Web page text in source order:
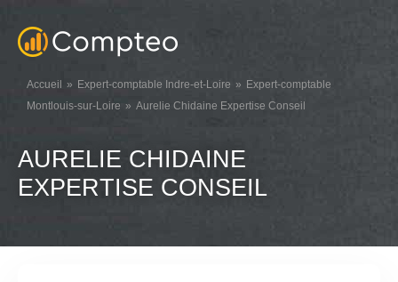
Accueil Expert-comptable Indre-et-Loire
Expert-comptable
Montlouis-sur-Loire
Aurelie Chidaine Expertise Conseil
AURELIE CHIDAINE
EXPERTISE CONSEIL